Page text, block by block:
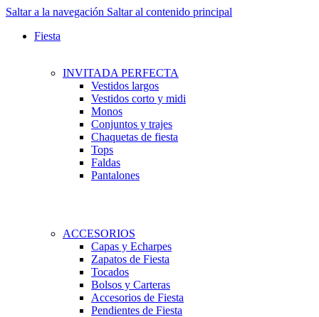
Saltar a la navegación Saltar al contenido principal
Fiesta
INVITADA PERFECTA
Vestidos largos
Vestidos corto y midi
Monos
Conjuntos y trajes
Chaquetas de fiesta
Tops
Faldas
Pantalones
ACCESORIOS
Capas y Echarpes
Zapatos de Fiesta
Tocados
Bolsos y Carteras
Accesorios de Fiesta
Pendientes de Fiesta